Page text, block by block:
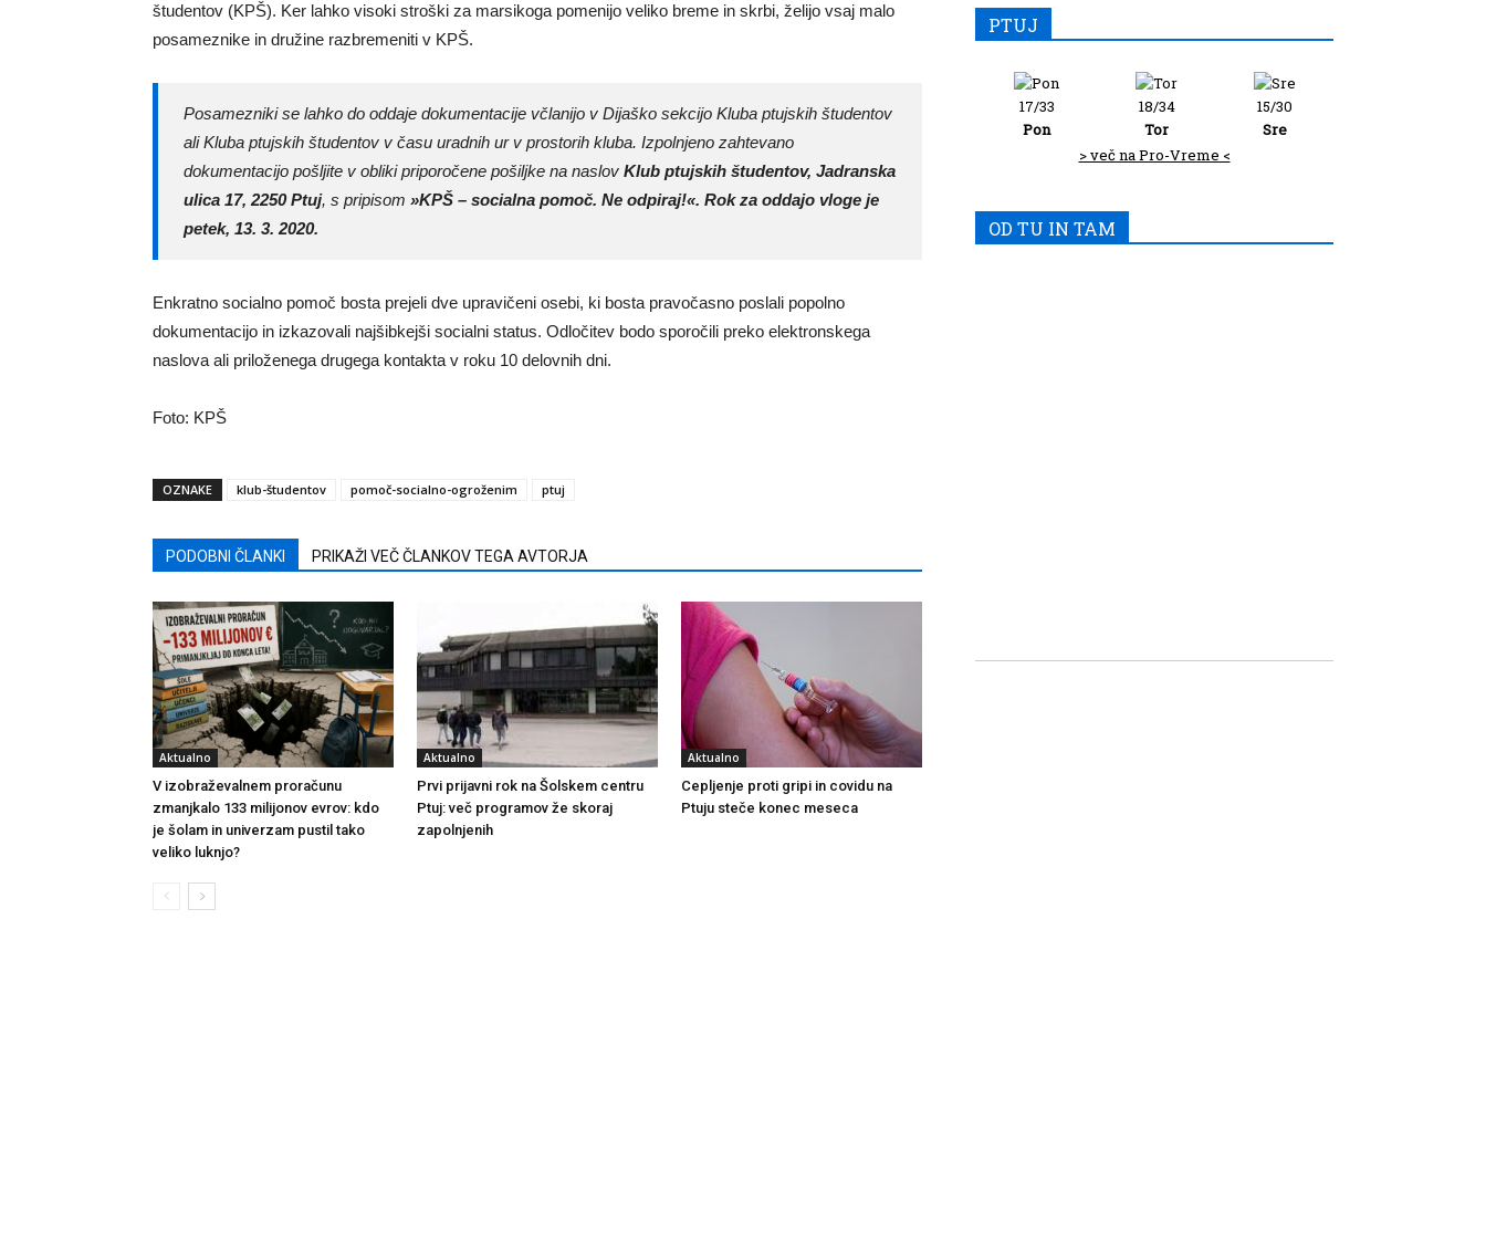
študentov (KPŠ). Ker lahko visoki stroški za marsikoga pomenijo veliko breme in skrbi, želijo vsaj malo
posameznike in družine razbremeniti v KPŠ.
Posamezniki se lahko do oddaje dokumentacije včlanijo v Dijaško sekcijo Kluba ptujskih študentov
ali Kluba ptujskih študentov v času uradnih ur v prostorih kluba. Izpolnjeno zahtevano
dokumentacijo pošljite v obliki priporočene pošiljke na naslov Klub ptujskih študentov, Jadranska
ulica 17, 2250 Ptuj, s pripisom »KPŠ – socialna pomoč. Ne odpiraj!«. Rok za oddajo vloge je
petek, 13. 3. 2020.
Enkratno socialno pomoč bosta prejeli dve upravičeni osebi, ki bosta pravočasno poslali popolno
dokumentacijo in izkazovali najšibkejši socialni status. Odločitev bodo sporočili preko elektronskega
naslova ali priloženega drugega kontakta v roku 10 delovnih dni.
Foto: KPŠ
OZNAKE klub-študentov pomoč-socialno-ogroženim ptuj
PODOBNI ČLANKI PRIKAŽI VEČ ČLANKOV TEGA AVTORJA
Aktualno
V izobraževalnem proračunu
zmanjkalo 133 milijonov evrov: kdo
je šolam in univerzam pustil tako
veliko luknjo?
Aktualno
Prvi prijavni rok na Šolskem centru
Ptuj: več programov že skoraj
zapolnjenih
Aktualno
Cepljenje proti gripi in covidu na
Ptuju steče konec meseca
PTUJ
17/33
Pon
18/34
Tor
15/30
Sre
> več na Pro-Vreme <
OD TU IN TAM